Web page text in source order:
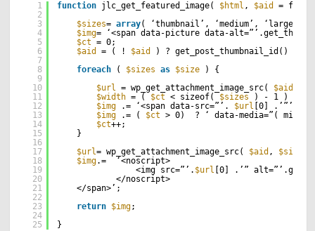
1
2
3
4
5
6
7
8
9
10
11
12
13
14
15
16
17
18
19
20
21
22
23
24
25
function jlc_get_featured_image( $html , $aid
=
$sizes= array( ‘thumbnail’, ‘medium’,
$img= ‘<span data-picture data-
$ct
= 0;
$aid
= ( ! $aid ) ? get_post_thumbnail_id() :
foreach
( $sizes as $size
) {
$url
= wp_get_attachment_image_src( $aid
$width = ( $ct < sizeof( $sizes ) - 1 ) ? (
$img
.= ‘<span data-src=”’. $url [0] .’”’;
$img
.= ( $ct
> 0)  ? ‘ data-media=”( min-
$ct++;
}
$url= wp_get_attachment_image_src( $aid , $sizes
$img.=  ‘<noscript>
<img src=”’. $url [0] .’”
</noscript>
</span>’;
return $img;
}